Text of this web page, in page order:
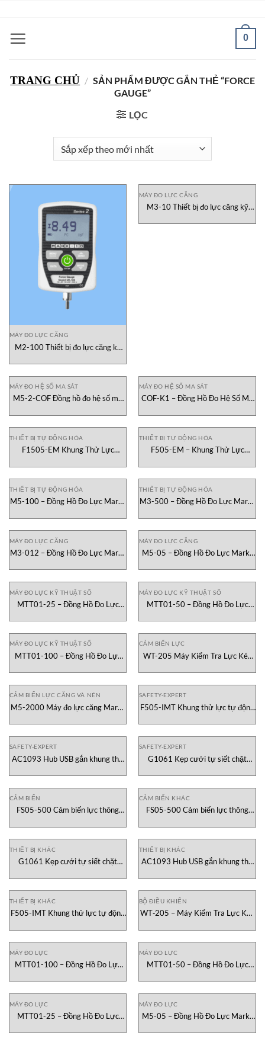
nội
0
TRANG CHỦ / SẢN PHẨM ĐƯỢC GẮN THẺ “FORCE
GAUGE”
LỌC
MÁY ĐO LỰC CĂNG
M2-100 Thiết bị đo lực căng kỹ
MÁY ĐO LỰC CĂNG
M3-10 Thiết bị đo lực căng kỹ
MÁY ĐO HỆ SỐ MA SÁT
M5-2-COF Đồng hồ đo hệ số ma
MÁY ĐO HỆ SỐ MA SÁT
COF-K1 – Đồng Hồ Đo Hệ Số Ma
THIẾT BỊ TỰ ĐỘNG HÓA
F1505-EM Khung Thử Lực
THIẾT BỊ TỰ ĐỘNG HÓA
F505-EM – Khung Thử Lực
THIẾT BỊ TỰ ĐỘNG HÓA
M5-100 – Đồng Hồ Đo Lực Mark-
THIẾT BỊ TỰ ĐỘNG HÓA
M3-500 – Đồng Hồ Đo Lực Mark-
MÁY ĐO LỰC CĂNG
M3-012 – Đồng Hồ Đo Lực Mark-
MÁY ĐO LỰC CĂNG
M5-05 – Đồng Hồ Đo Lực Mark-
MÁY ĐO LỰC KỸ THUẬT SỐ
MTT01-25 – Đồng Hồ Đo Lực
MÁY ĐO LỰC KỸ THUẬT SỐ
MTT01-50 – Đồng Hồ Đo Lực
MÁY ĐO LỰC KỸ THUẬT SỐ
MTT01-100 – Đồng Hồ Đo Lực
CẢM BIẾN LỰC
WT-205 Máy Kiểm Tra Lực Kéo
CẢM BIẾN LỰC CĂNG VÀ NÉN
M5-2000 Máy đo lực căng Mark-
SAFETY-EXPERT
F505-IMT Khung thử lực tự động
SAFETY-EXPERT
AC1093 Hub USB gắn khung thử
SAFETY-EXPERT
G1061 Kẹp cưới tự siết chặt
CẢM BIẾN
FS05-500 Cảm biến lực thông
CẢM BIẾN KHÁC
FS05-500 Cảm biến lực thông
THIẾT BỊ KHÁC
G1061 Kẹp cưới tự siết chặt
THIẾT BỊ KHÁC
AC1093 Hub USB gắn khung thử
THIẾT BỊ KHÁC
F505-IMT Khung thử lực tự động
BỘ ĐIỀU KHIỂN
WT‑205 – Máy Kiểm Tra Lực Kéo
Vietnam
MÁY ĐO LỰC
MTT01-100 – Đồng Hồ Đo Lực
MÁY ĐO LỰC
MTT01-50 – Đồng Hồ Đo Lực
MÁY ĐO LỰC
MTT01-25 – Đồng Hồ Đo Lực
MÁY ĐO LỰC
M5-05 – Đồng Hồ Đo Lực Mark-